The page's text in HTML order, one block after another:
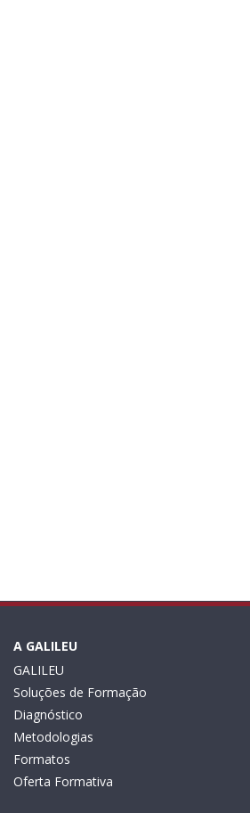
A GALILEU
GALILEU
Soluções de Formação
Diagnóstico
Metodologias
Formatos
Oferta Formativa